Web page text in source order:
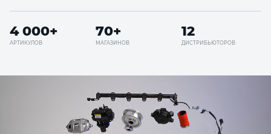
4 000+
АРТИКУЛОВ
70+
МАГАЗИНОВ
12
ДИСТРИБЬЮТОРОВ